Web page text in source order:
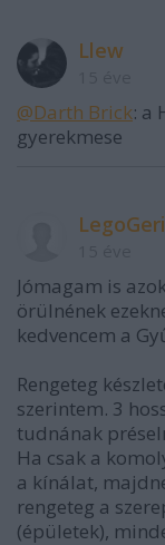
Llew
@Darth Brick: a
gyerekmese
Jómagam is
örülnének
kedvencem a
Rengeteg
szerintem. 3
tudnának
Ha csak a
a kínálat,
rengeteg a
(épületek),